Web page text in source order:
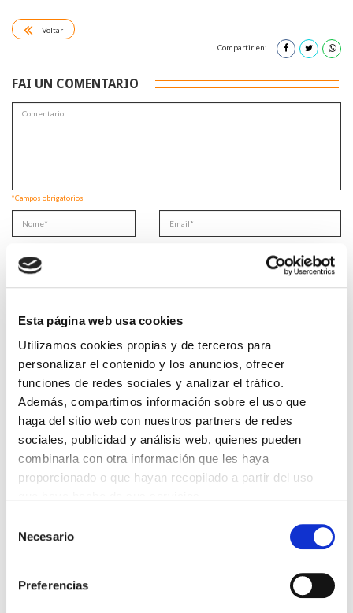
Esta página web usa cookies
Utilizamos cookies propias y de terceros para
personalizar el contenido y los anuncios, ofrecer
funciones de redes sociales y analizar el tráfico.
Además, compartimos información sobre el uso que
haga del sitio web con nuestros partners de redes
sociales, publicidad y análisis web, quienes pueden
combinarla con otra información que les haya
proporcionado o que hayan recopilado a partir del uso
Necesario
Preferencias
Voltar
Compartir en:
FAI UN COMENTARIO
*Campos obrigatorios
DESTACADAS
SANIDAD CREA UN DIPLOMA OFICIAL PARA RECONOCER LA
LABOR DE LOS TUTORES DE RESIDENTES
06/08/2026
LA ALIANZA MÉDICA POR LA SALUD PLANETARIA SE ADHIERE
AL PACTO DE ESTADO FRENTE A LA EMERGENCIA CLIMÁTICA
CARTA DEL PRESIDENTE DE MUTUAL MÉDICA SOBRE LA
28/07/2026